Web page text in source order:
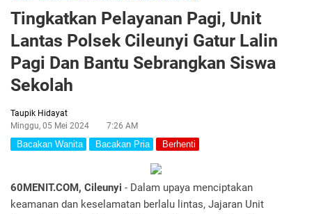
Tingkatkan Pelayanan Pagi, Unit
Lantas Polsek Cileunyi Gatur Lalin
Pagi Dan Bantu Sebrangkan Siswa
Sekolah
Taupik Hidayat
Minggu, 05 Mei 2024
7:26 AM
Bacakan Wanita Bacakan Pria Berhenti
60MENIT.COM, Cileunyi - Dalam upaya menciptakan
keamanan dan keselamatan berlalu lintas, Jajaran Unit